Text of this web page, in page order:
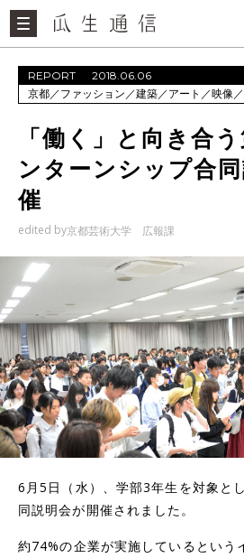
REPORT 2018.06.06
京都／ファッション／建築／アート ／映像／
「働く」と向き合
ンターンシップ合
催
edited by京都芸術大学 広報課
6月5日（水）、学部3年生を対象と
同説明会が開催されました。
約74%の企業が実施しているという